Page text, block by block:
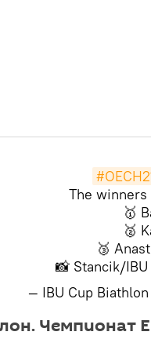
The
🥇
🥈
🥉
📸 Stancik/IBU
— IBU Cup
Чемпионат